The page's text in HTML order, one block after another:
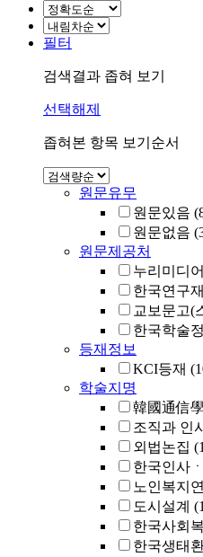
필터
검색결과 좁혀 보기
선택해제
좁혀본 항목 보기순서
원문유무
원문있음
원문없음
원문제공처
누리미디
한국연구
교보문고(
한국학술
등재정보
KCI등재
학술지명
韓國通信
조직과 인
외법논집
한국인사
노인복지
도시설계
한국사회
한국생태